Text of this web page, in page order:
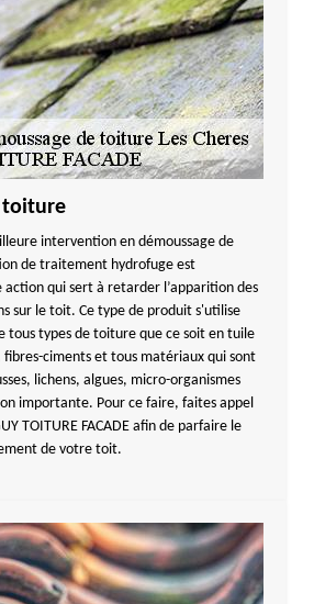
toiture
intervention en démoussage de
de traitement hydrofuge est
action qui sert à retarder l’apparition des
sur le toit. Ce type de produit s'utilise
tous types de toiture que ce soit en tuile
ciments et tous matériaux qui sont
lichens, algues, micro-organismes
importante. Pour ce faire, faites appel
TOITURE FACADE afin de parfaire le
de votre toit.